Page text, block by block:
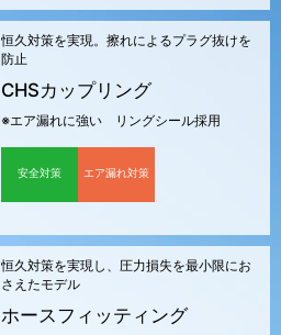
恒久対策を実現。擦れによるプラグ抜けを
防止
CHSカップリング
※エア漏れに強い リングシール採用
安全対策 エア漏れ対策
恒久対策を実現し、圧力損失を最小限にお
さえたモデル
ホースフィッティング